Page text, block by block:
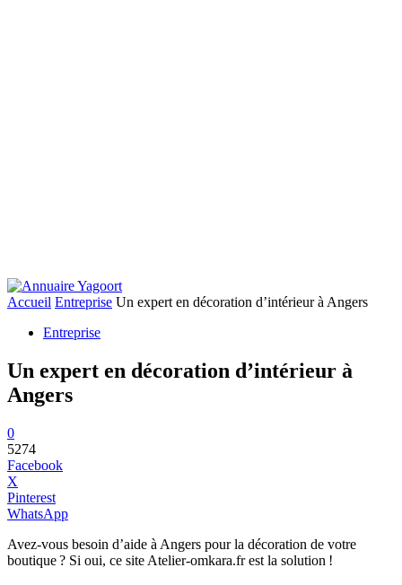
Accueil Entreprise Un expert en décoration d’intérieur à Angers
Entreprise
Un expert en décoration d’intérieur à
Angers
0
5274
Facebook
X
Pinterest
WhatsApp
Avez-vous besoin d’aide à Angers pour la décoration de votre
boutique ? Si oui, ce site Atelier-omkara.fr est la solution !